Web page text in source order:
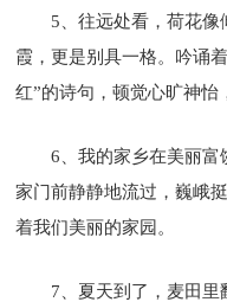
5、往远处看，荷花
霞，更是别具一格。吟诵
红”的诗句，顿觉心旷神怡
6、我的家乡在美丽
家门前静静地流过，巍峨
着我们美丽的家园。
7、夏天到了，麦田